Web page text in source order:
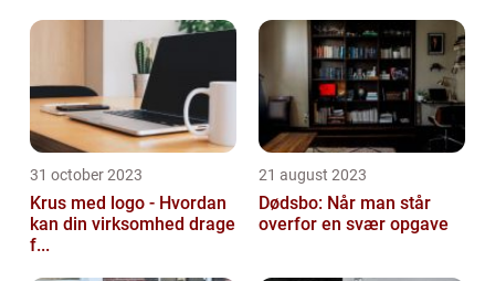
31 october 2023
Krus med logo - Hvordan
kan din virksomhed drage
f...
21 august 2023
Dødsbo: Når man står
overfor en svær opgave